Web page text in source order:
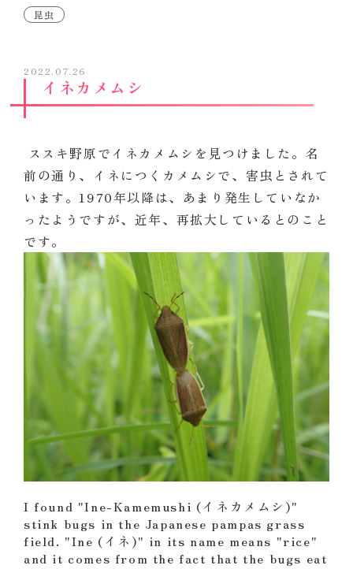
昆虫
2022.07.26
イネカメムシ
ススキ野原でイネカメムシを見つけました。名
前の通り、イネにつくカメムシで、害虫とされて
います。1970年以降は、あまり発生していなか
ったようですが、近年、再拡大しているとのこと
です。
I found "Ine-Kamemushi (イネカメムシ)"
stink bugs in the Japanese pampas grass
field. "Ine (イネ)" in its name means "rice"
and it comes from the fact that the bugs eat